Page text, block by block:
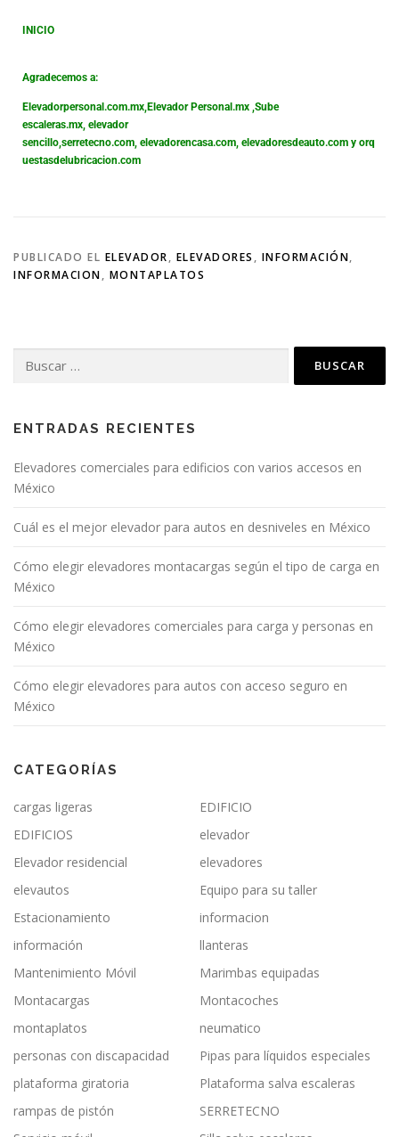
INICIO
Agradecemos a:
Elevadorpersonal.com.mx,Elevador Personal.mx ,Sube
escaleras.mx, elevador
sencillo,serretecno.com, elevadorencasa.com, elevadoresdeauto.com y orq
uestasdelubricacion.com
PUBLICADO EL ELEVADOR, ELEVADORES , INFORMACIÓN,
INFORMACION, MONTAPLATOS
ENTRADAS RECIENTES
Elevadores comerciales para edificios con varios accesos en
México
Cuál es el mejor elevador para autos en desniveles en México
Cómo elegir elevadores montacargas según el tipo de carga en
México
Cómo elegir elevadores comerciales para carga y personas en
México
Cómo elegir elevadores para autos con acceso seguro en
México
CATEGORÍAS
cargas ligeras
EDIFICIO
EDIFICIOS
elevador
Elevador residencial
elevadores
elevautos
Equipo para su taller
Estacionamiento
informacion
información
llanteras
Mantenimiento Móvil
Marimbas equipadas
Montacargas
Montacoches
montaplatos
neumatico
personas con discapacidad
Pipas para líquidos especiales
plataforma giratoria
Plataforma salva escaleras
rampas de pistón
SERRETECNO